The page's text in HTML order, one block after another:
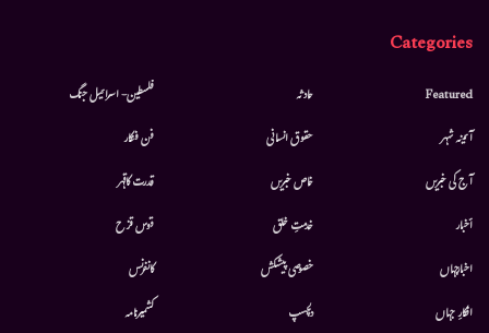
Categories
Featured
آئینہ شہر
آج کی خبریں
أخبار
اخبارجہاں
افکارِ جہاں
حادثہ
حقوق انسانی
خاص خبریں
خدمتِ خلق
خصوصی پیشکش
دلچسپ
فلسطین- اسرائیل جنگ
فن فنکار
قدرت کاقہر
قوس قزح
کانفرنس
کشمیرنامہ